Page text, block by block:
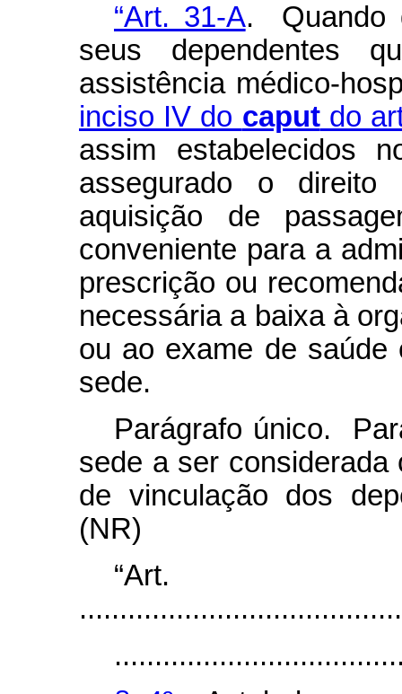
“Art. 31-A. Quando
seus dependentes
assistência médico-
inciso IV do caputdo
assim estabelecidos
assegurado o
aquisição de
conveniente para a
prescrição ou
necessária a baixa à
ou ao exame de saúde
sede.
Parágrafo único.
sede a ser
de vinculação dos
(NR)